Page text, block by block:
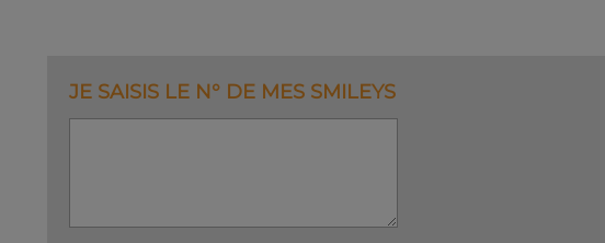
JE SAISIS LE N° DE MES SMILEYS